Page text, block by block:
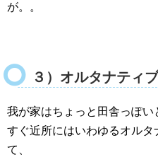
が。。
３）オルタナティ
我が家はちょっと田舎っぽい
すぐ近所にはいわゆるオルタ
て、